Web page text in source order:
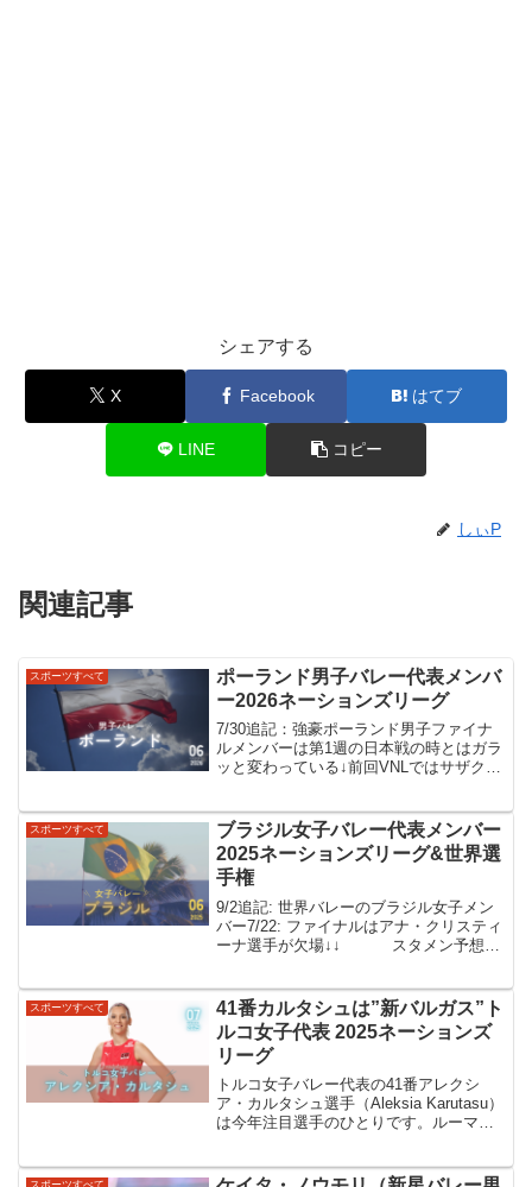
シェアする
X Facebook はてブ
LINE コピー
しぃP
関連記事
スポーツすべて
ポーランド男子バレー代表メンバ
ー2026ネーションズリーグ
7/30追記：強豪ポーランド男子ファイナ
ルメンバーは第1週の日本戦の時とはガラ
ッと変わっている↓前回VNLではサザク選
しめられました。若手では20歳ミドルの
ノワク選手...
スポーツすべて
ブラジル女子バレー代表メンバー
2025ネーションズリーグ&世界選
手権
9/2追記: 世界バレーのブラジル女子メン
バー7/22: ファイナルはアナ・クリスティ
ーナ選手が欠場↓↓ スタメン予想
第1週目、ブラジルはチェコ、...
スポーツすべて
41番カルタシュは”新バルガス”ト
ルコ女子代表 2025ネーションズ
リーグ
トルコ女子バレー代表の41番アレクシ
ア・カルタシュ選手（Aleksia Karutasu）
は今年注目選手のひとりです。ルーマニ
2025のトルコ代表Aとして第1週から旋風
スポーツすべて